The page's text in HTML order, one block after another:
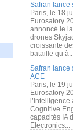
Safran lance
Paris, le 18
Eurosatory
annoncé le
drones
croissante
bataille
Safran lance
ACE
Paris, le 19
Eurosatory
Cognitive
capacités IA
Electronics...